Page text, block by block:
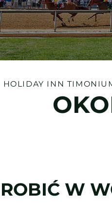
HOLIDAY INN
W